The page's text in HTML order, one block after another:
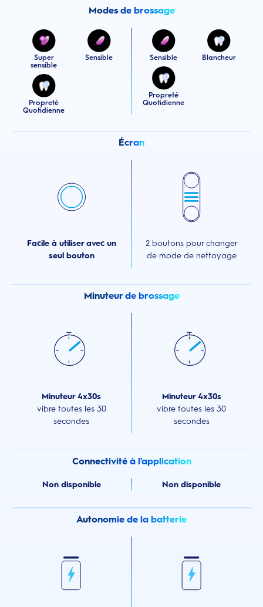
Modes de brossage
Super
sensible
Sensible
Propreté
Quotidienne
Sensible Blancheur
Propreté
Quotidienne
Écran
Facile à utiliser avec un
seul bouton
2 boutons pour changer
de mode de nettoyage
Minuteur de brossage
Minuteur 4x30s
vibre toutes les 30
secondes
Minuteur 4x30s
vibre toutes les 30
secondes
Connectivité à l'application
Non disponible Non disponible
Autonomie de la batterie